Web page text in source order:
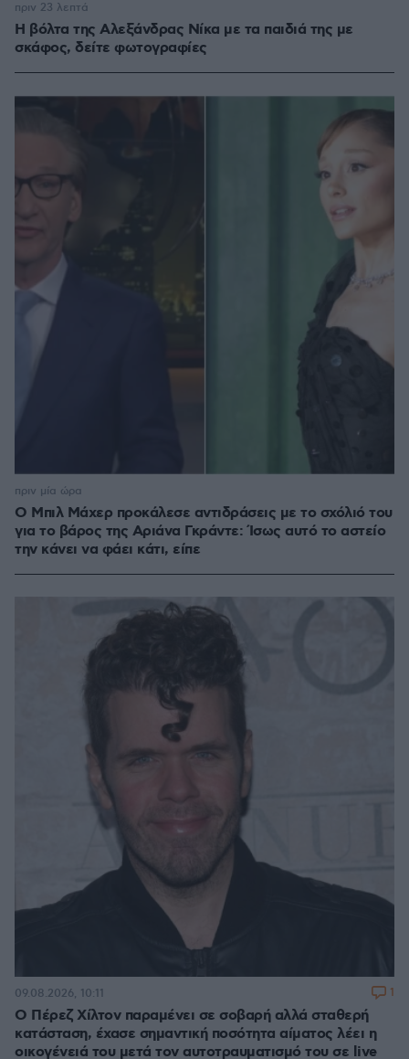
Η βόλτα της Αλεξάνδρας Νίκα με τα παιδιά της με
σκάφος, δείτε φωτογραφίες
πριν 23 λεπτά
Ο Μπιλ Μάχερ προκάλεσε αντιδράσεις με το σχόλιό του
για το βάρος της Αριάνα Γκράντε: Ίσως αυτό το αστείο
την κάνει να φάει κάτι, είπε
πριν μία ώρα
Ο Πέρεζ Χίλτον παραμένει σε σοβαρή αλλά σταθερή
κατάσταση, έχασε σημαντική ποσότητα αίματος λέει η
οικογένειά του μετά τον αυτοτραυματισμό του σε live
09.08.2026, 10:11 1